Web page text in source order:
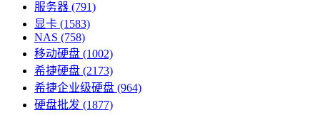
服务器 (791)
显卡 (1583)
NAS (758)
移动硬盘 (1002)
希捷硬盘 (2173)
希捷企业级硬盘 (964)
硬盘批发 (1877)